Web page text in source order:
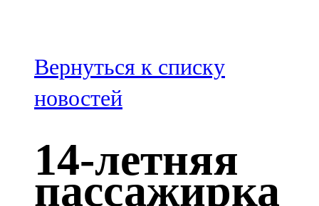
100,3 FM
Зәй
106,6 FM
Кадыбаш
105,2 FM
Вернуться к списку
новостей
14-летняя
пассажирка